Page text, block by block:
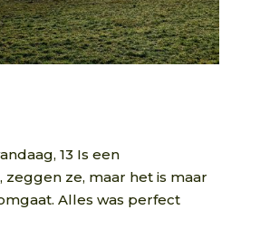
13 Is een
ze, maar het is maar
Alles was perfect